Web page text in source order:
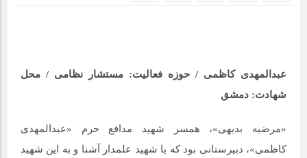
عبدالمهدی کاظمی / حوزه فعالیت: مستشار نظامی / محل
شهادت: دمشق
«مرضیه بدیهی»، همسر شهید مدافع حرم «عبدالمهدی
کاظمی»، دبیرستانی بود که با شهید علمدار آشنا و به این شهید